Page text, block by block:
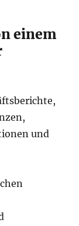
einem
und